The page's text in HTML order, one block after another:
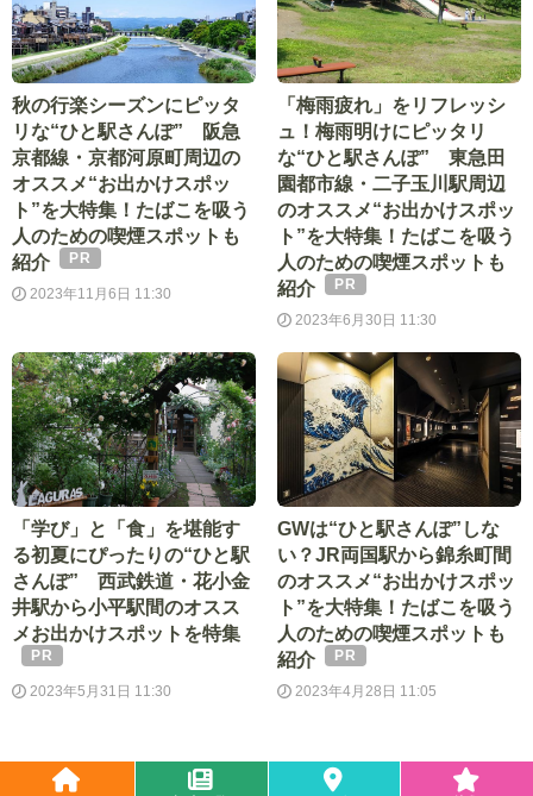
秋の行楽シーズンにピッタ
リな“ひと駅さんぽ” 阪急
京都線・京都河原町周辺の
オススメ“お出かけスポッ
ト”を大特集！たばこを吸う
人のための喫煙スポットも
紹介
2023年11月6日 11:30
「梅雨疲れ」をリフレッシ
ュ！梅雨明けにピッタリ
な“ひと駅さんぽ” 東急田
園都市線・二子玉川駅周辺
のオススメ“お出かけスポッ
ト”を大特集！たばこを吸う
人のための喫煙スポットも
紹介
2023年6月30日 11:30
「学び」と「食」を堪能す
る初夏にぴったりの“ひと駅
さんぽ” 西武鉄道・花小金
井駅から小平駅間のオスス
メお出かけスポットを特集
2023年5月31日 11:30
GWは“ひと駅さんぽ”しな
い？JR両国駅から錦糸町間
のオススメ“お出かけスポッ
ト”を大特集！たばこを吸う
人のための喫煙スポットも
紹介
2023年4月28日 11:05